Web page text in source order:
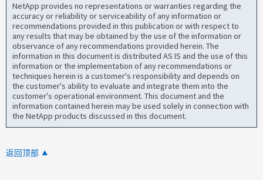
NetApp provides no representations or warranties regarding the
accuracy or reliability or serviceability of any information or
recommendations provided in this publication or with respect to
any results that may be obtained by the use of the information or
observance of any recommendations provided herein. The
information in this document is distributed AS IS and the use of this
information or the implementation of any recommendations or
techniques herein is a customer's responsibility and depends on
the customer's ability to evaluate and integrate them into the
customer's operational environment. This document and the
information contained herein may be used solely in connection with
the NetApp products discussed in this document.
返回顶部